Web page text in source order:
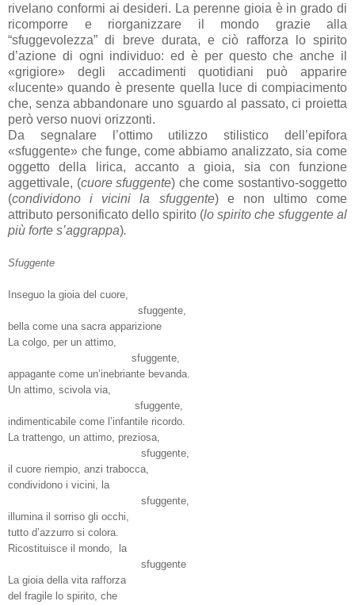
rivelano conformi ai desideri. La perenne gioia è in grado di
ricomporre e riorganizzare il mondo grazie alla
“sfuggevolezza” di breve durata, e ciò rafforza lo spirito
d’azione di ogni individuo: ed è per questo che anche il
«grigiore» degli accadimenti quotidiani può apparire
«lucente» quando è presente quella luce di compiacimento
che, senza abbandonare uno sguardo al passato, ci proietta
però verso nuovi orizzonti.
Da segnalare l’ottimo utilizzo stilistico dell’epifora
«sfuggente» che funge, come abbiamo analizzato, sia come
oggetto della lirica, accanto a gioia, sia con funzione
aggettivale, (cuore sfuggente) che come sostantivo-soggetto
(condividono i vicini la sfuggente) e non ultimo come
attributo personificato dello spirito (lo spirito che sfuggente al
più forte s’aggrappa).
Sfuggente
Inseguo la gioia del cuore,
sfuggente,
bella come una sacra apparizione
La colgo, per un attimo,
sfuggente,
appagante come un’inebriante bevanda.
Un attimo, scivola via,
sfuggente,
indimenticabile come l’infantile ricordo.
La trattengo, un attimo, preziosa,
sfuggente,
il cuore riempio, anzi trabocca,
condividono i vicini, la
sfuggente,
illumina il sorriso gli occhi,
tutto d’azzurro si colora.
Ricostituisce il mondo, la
sfuggente
La gioia della vita rafforza
del fragile lo spirito, che